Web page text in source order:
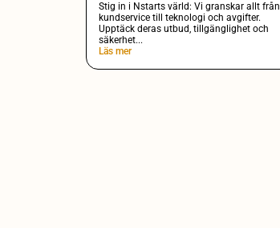
Stig in i Nstarts värld: Vi granskar allt från
kundservice till teknologi och avgifter.
Upptäck deras utbud, tillgänglighet och
säkerhet...
Läs mer